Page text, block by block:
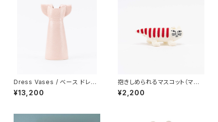
Dress Vases / べース ドレス
（ピンク）/ Lisa Larson リ
サ・ラーソン
¥13,200
抱きしめられるマスコット（マイ
キー） / Lisa Larson リ
サ・ラーソン
¥2,200